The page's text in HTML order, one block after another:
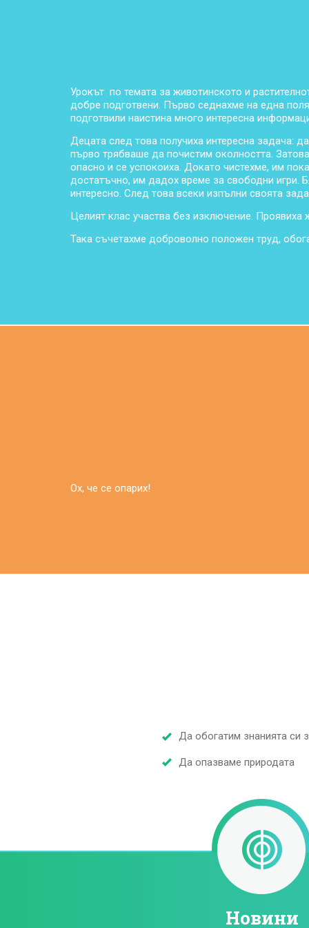
Урокът по темата за животинското и
добре подготвени. Първо седнахме на една
подготвили наистина много интересна
Децата след това получиха интересна задача:
първо трябваше да почистим околността.
опасно и се успокоиха. Докато чистехме, им
достатъчно, им дадох време за свободни игри.
интересно. След това всеки изпълни своята
Целият клас участва без изключение.
Така съчетахме доброволно положен труд,
Ох, че се опарих!
Да обогатим знанията си
Да опазваме природата
Новини